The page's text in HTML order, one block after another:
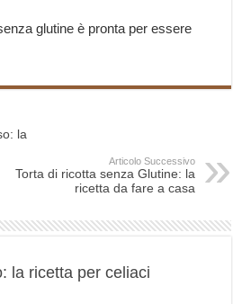
glutine è pronta per essere
la
Articolo Successivo
Torta di ricotta senza Glutine: la
ricetta da fare a casa
la ricetta per celiaci